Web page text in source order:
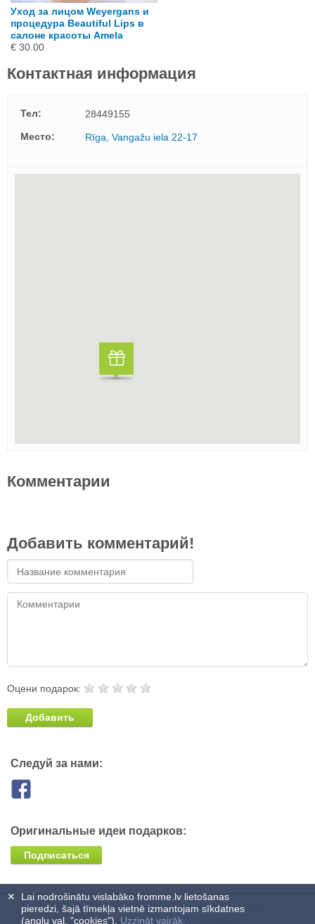
Уход за лицом Weyergans и
процедура Beautiful Lips в
салоне красоты Amela
€ 30.00
Контактная информация
Тел:
28449155
Mесто:
Rīga, Vangažu iela 22-17
Комментарии
Добавить комментарий!
Оцени подарок:
Добавить
Следуй за нами:
Оригинальные идеи подарков:
Подписаться
Lai nodrošinātu vislabāko fromme.lv lietošanas
pieredzi, šajā tīmekļa vietnē izmantojam sīkdatnes
(angļu val. "cookies"). Uzzināt vairāk.
✕